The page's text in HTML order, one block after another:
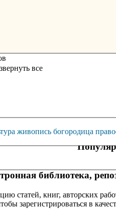
все
живопись богородица
библиотека,
статей, книг, авторских
зарегистрироваться в